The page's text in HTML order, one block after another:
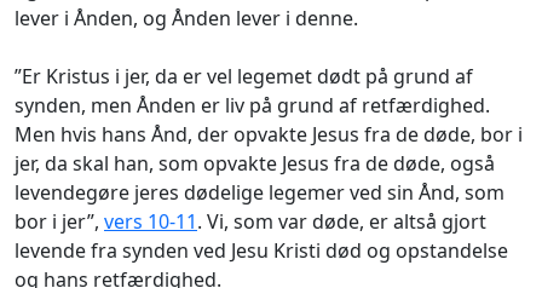
lever i Ånden, og Ånden lever i denne.
”Er Kristus i jer, da er vel legemet dødt på grund af
synden, men Ånden er liv på grund af retfærdighed.
Men hvis hans Ånd, der opvakte Jesus fra de døde, bor i
jer, da skal han, som opvakte Jesus fra de døde, også
levendegøre jeres dødelige legemer ved sin Ånd, som
bor i jer”, vers 10-11. Vi, som var døde, er altså gjort
levende fra synden ved Jesu Kristi død og opstandelse
og hans retfærdighed.